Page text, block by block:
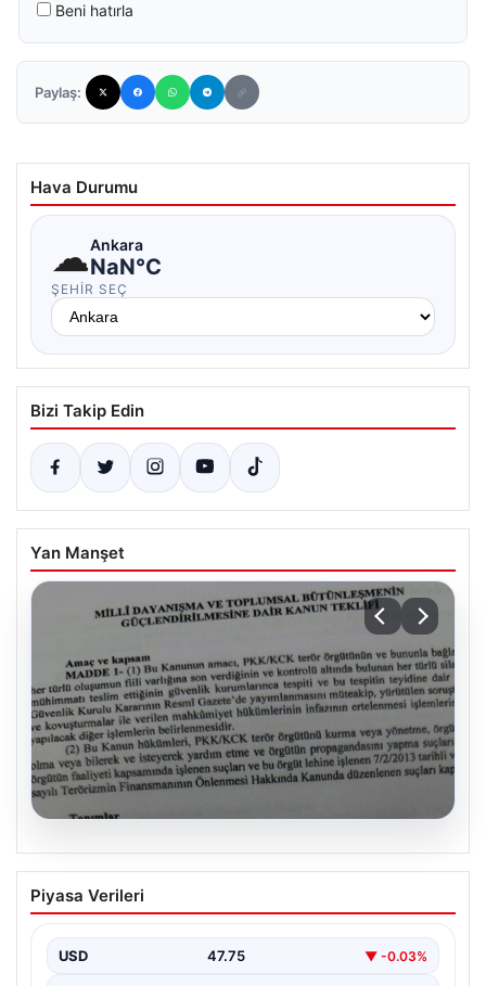
Beni hatırla
Paylaş:
Hava Durumu
☁Ankara
NaN°C
ŞEHIR SEÇ
Bizi Takip Edin
Yan Manşet
08.08.2026
Terörle Mücadelede Çerçeve Yasa
Onayı ve Detayları
başlatacak önemli adımlardan biri, hazırlanan ve TBMM
Adalet…
Piyasa Verileri
USD 47.75 ▼ -0.03%